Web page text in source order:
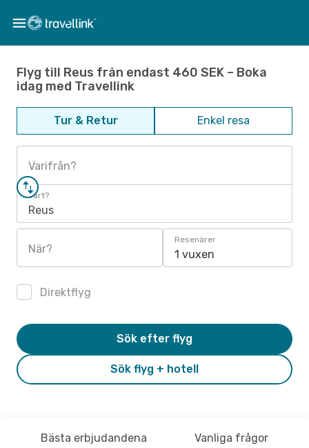
Flyg till Reus från endast 460 SEK – Boka
idag med Travellink
Tur & Retur Enkel resa
Varifrån?
Vart?
Reus
När?
Resenärer
1 vuxen
Direktflyg
Sök flyg + hotell
Sök efter flyg
Bästa erbjudandena Vanliga frågor